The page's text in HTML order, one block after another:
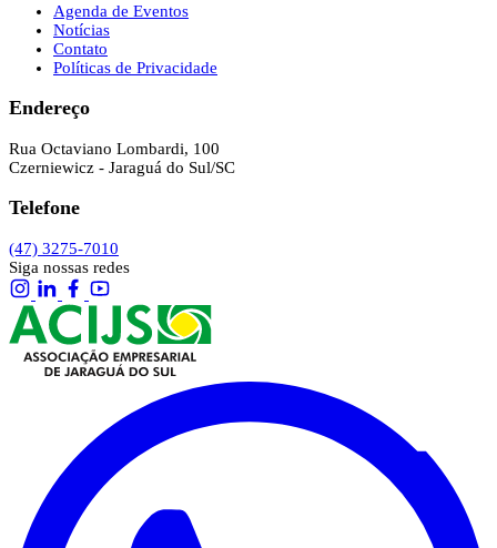
Agenda de Eventos
Notícias
Contato
Políticas de Privacidade
Endereço
Rua Octaviano Lombardi, 100
Czerniewicz - Jaraguá do Sul/SC
Telefone
(47) 3275-7010
Siga nossas redes